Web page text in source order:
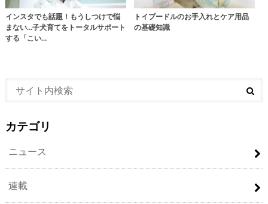
インスタでも話題！もうしつけで悩
まない…子犬育てをトータルサポート
する「こい…
トイプードルのお手入れとケア用品
の基礎知識
カテゴリ
ニュース
連載